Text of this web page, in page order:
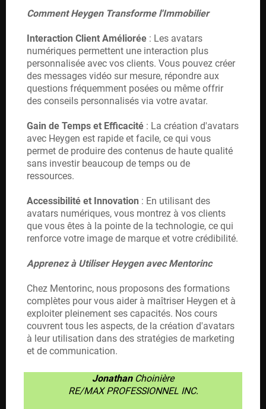
Comment Heygen Transforme l'Immobilier
Interaction Client Améliorée : Les avatars
numériques permettent une interaction plus
personnalisée avec vos clients. Vous pouvez créer
des messages vidéo sur mesure, répondre aux
questions fréquemment posées ou même offrir
des conseils personnalisés via votre avatar.
Gain de Temps et Efficacité : La création d'avatars
avec Heygen est rapide et facile, ce qui vous
permet de produire des contenus de haute qualité
sans investir beaucoup de temps ou de
ressources.
Accessibilité et Innovation : En utilisant des
avatars numériques, vous montrez à vos clients
que vous êtes à la pointe de la technologie, ce qui
renforce votre image de marque et votre crédibilité.
Apprenez à Utiliser Heygen avec Mentorinc
Chez Mentorinc, nous proposons des formations
complètes pour vous aider à maîtriser Heygen et à
exploiter pleinement ses capacités. Nos cours
couvrent tous les aspects, de la création d'avatars
à leur utilisation dans des stratégies de marketing
et de communication.
Jonathan Choinière
RE/MAX PROFESSIONNEL INC.